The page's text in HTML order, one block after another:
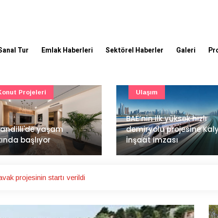
Tur Emlak Haberleri Sektörel Haberler Galeri
ilk yüksek hızlı
projesine Kalyon
imzası
Mimarlık ve mühendislik
projeleri e-PYS ile dijital
ortama taşınacak
Güncel
projesinin startı verildi